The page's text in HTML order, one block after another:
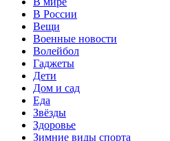
В России
Вещи
Военные новости
Волейбол
Гаджеты
Дети
Дом и сад
Еда
Звёзды
Здоровье
Зимние виды спорта